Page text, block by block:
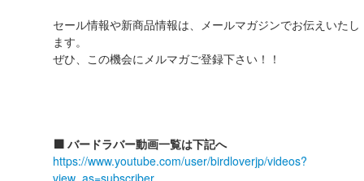
セール情報や新商品情報は、メールマガジンでお伝えいたし
ます。
ぜひ、この機会にメルマガご登録下さい！！
⬛️ バードラバー動画一覧は下記へ
https://www.youtube.com/user/birdloverjp/videos?